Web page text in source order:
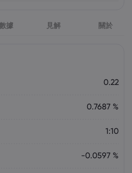
整：美歐風險
據 見解 關於
0.22
0.7687 %
1:10
-0.0597 %